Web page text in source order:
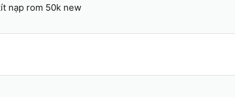
nạp rom 50k new